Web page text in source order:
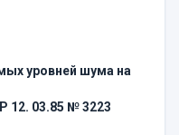
уровней шума на
03.85 № 3223